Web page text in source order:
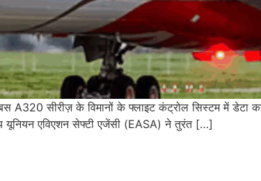
सीरीज़ के विमानों के फ्लाइट कंट्रोल सिस्टम में डेटा
यूनियन एविएशन सेफ्टी एजेंसी (EASA) ने तुरंत […]